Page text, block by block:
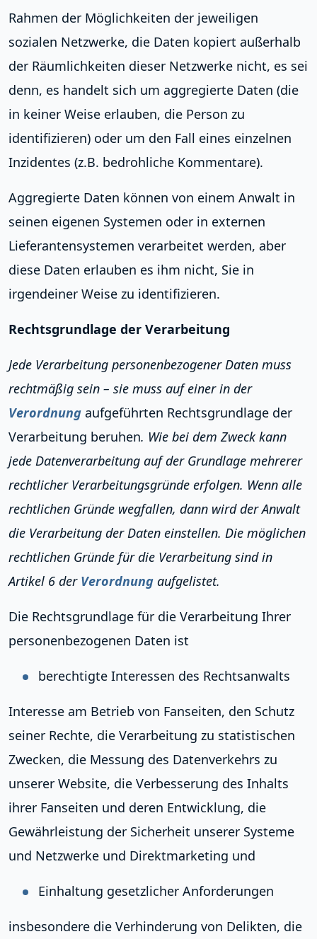
Rahmen der Möglichkeiten der jeweiligen
sozialen Netzwerke, die Daten kopiert außerhalb
der Räumlichkeiten dieser Netzwerke nicht, es sei
denn, es handelt sich um aggregierte Daten (die
in keiner Weise erlauben, die Person zu
identifizieren) oder um den Fall eines einzelnen
Inzidentes (z.B. bedrohliche Kommentare).
Aggregierte Daten können von einem Anwalt in
seinen eigenen Systemen oder in externen
Lieferantensystemen verarbeitet werden, aber
diese Daten erlauben es ihm nicht, Sie in
irgendeiner Weise zu identifizieren.
Rechtsgrundlage der Verarbeitung
Jede Verarbeitung personenbezogener Daten muss
rechtmäßig sein – sie muss auf einer in der
Verordnung aufgeführten Rechtsgrundlage der
Verarbeitung beruhen. Wie bei dem Zweck kann
jede Datenverarbeitung auf der Grundlage mehrerer
rechtlicher Verarbeitungsgründe erfolgen. Wenn alle
rechtlichen Gründe wegfallen, dann wird der Anwalt
die Verarbeitung der Daten einstellen. Die möglichen
rechtlichen Gründe für die Verarbeitung sind in
Artikel 6 der Verordnung aufgelistet.
Die Rechtsgrundlage für die Verarbeitung Ihrer
personenbezogenen Daten ist
berechtigte Interessen des Rechtsanwalts
Interesse am Betrieb von Fanseiten, den Schutz
seiner Rechte, die Verarbeitung zu statistischen
Zwecken, die Messung des Datenverkehrs zu
unserer Website, die Verbesserung des Inhalts
ihrer Fanseiten und deren Entwicklung, die
Gewährleistung der Sicherheit unserer Systeme
und Netzwerke und Direktmarketing und
Einhaltung gesetzlicher Anforderungen
insbesondere die Verhinderung von Delikten, die